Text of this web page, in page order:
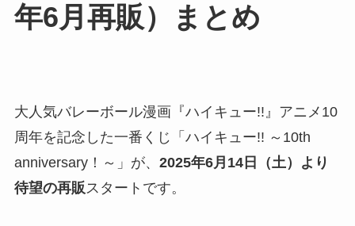
年6月再販）まとめ
大人気バレーボール漫画『ハイキュー!!』アニメ10
周年を記念した一番くじ「ハイキュー!! ～10th
anniversary！～」が、 2025年6月14日（土）より
待望の再販スタートです。